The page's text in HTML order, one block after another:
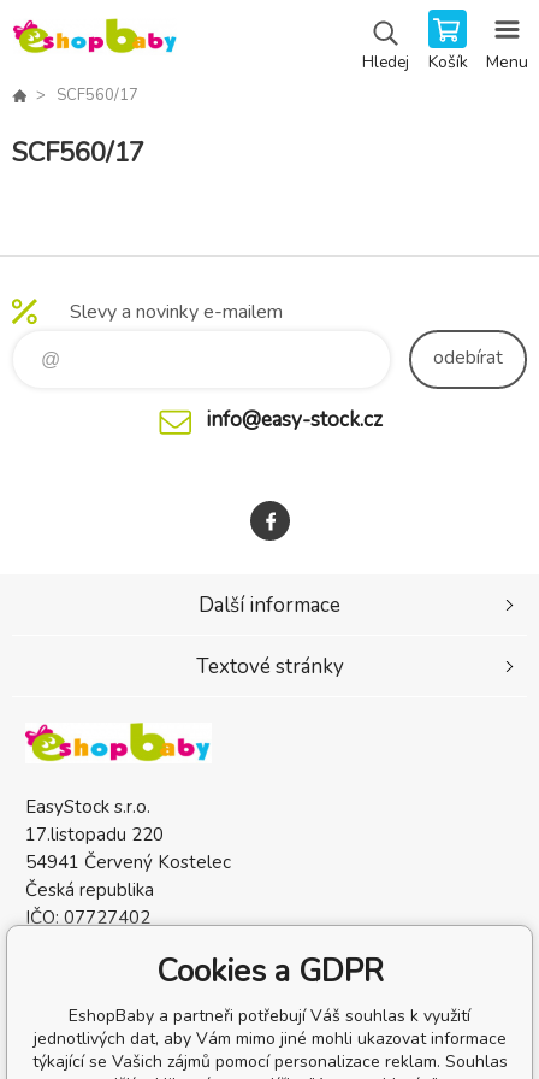
Hledej Košík Menu
SCF560/17
SCF560/17
Slevy a novinky e-mailem
odebírat
info@easy-stock.cz
EasyStock s.r.o.
17.listopadu 220
54941 Červený Kostelec
Česká republika
IČO: 07727402
Další informace
Textové stránky
Cookies a GDPR
EshopBaby a partneři potřebují Váš souhlas k využití
jednotlivých dat, aby Vám mimo jiné mohli ukazovat informace
týkající se Vašich zájmů pomocí personalizace reklam. Souhlas